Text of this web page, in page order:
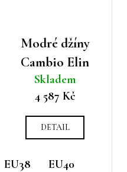
Modré džíny
Cambio Elin
Skladem
4 587 Kč
DETAIL
EU38 EU40